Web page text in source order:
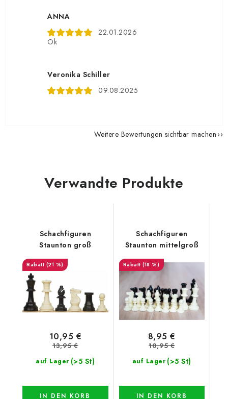
ANNA
22.01.2026
Ok
Veronika Schiller
09.08.2025
Weitere Bewertungen sichtbar machen
Verwandte Produkte
Schachfiguren
Staunton groß
(21 %)
auf Lager (>5 St)
10,95 €
13,95 €
IN DEN KORB
Schachfiguren
Staunton mittelgroß
(18 %)
auf Lager (>5 St)
8,95 €
10,95 €
IN DEN KORB